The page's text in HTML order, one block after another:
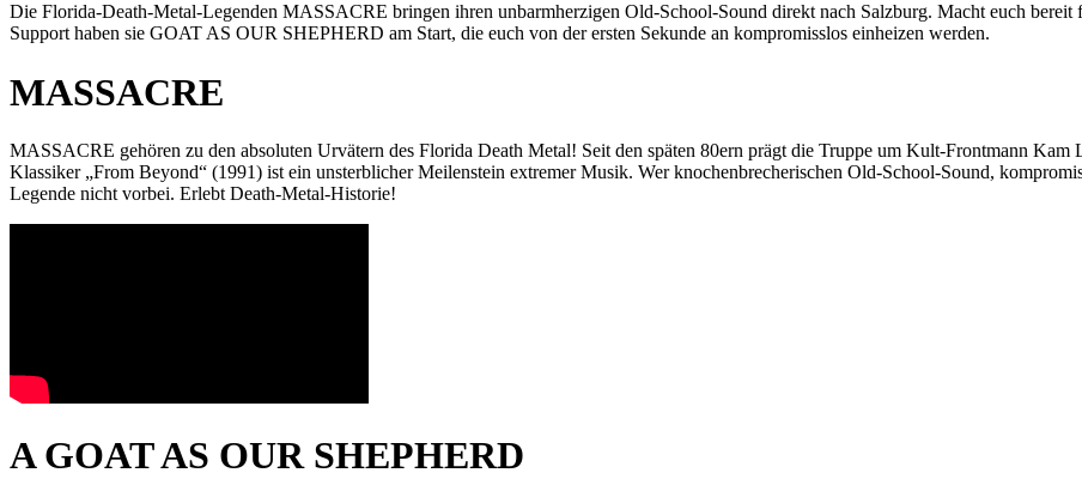
Die Florida-Death-Metal-Legenden MASSACRE bringen ihren unbarmherzigen Old-School-Sound direkt nach Salzburg. Macht euch bereit
Support haben sie GOAT AS OUR SHEPHERD am Start, die euch von der ersten Sekunde an kompromisslos einheizen werden.
MASSACRE
MASSACRE gehören zu den absoluten Urvätern des Florida Death Metal! Seit den späten 80ern prägt die Truppe um Kult-Frontmann Kam
Klassiker „From Beyond“ (1991) ist ein unsterblicher Meilenstein extremer Musik. Wer knochenbrecherischen Old-School-Sound,
Legende nicht vorbei. Erlebt Death-Metal-Historie!
A GOAT AS OUR SHEPHERD